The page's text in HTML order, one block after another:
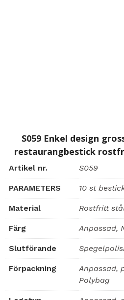
S059 Enkel design
restaurangbestick
Artikel nr. S059
PARAMETERS 10 st
Material Rostfritt
Färg Anpassad,
Slutförande
Förpackning
Anpassad,
Polybag